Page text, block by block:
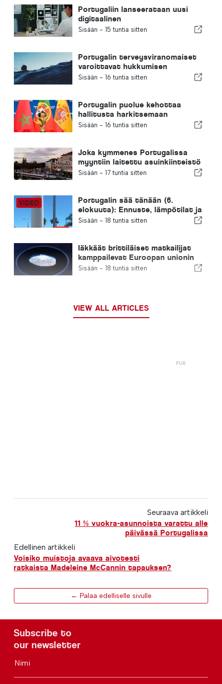
Portugaliin lanseerataan uusi
digitaalinen
terveydenhuoltoalusta
Sisään - 15 tuntia sitten
Portugalin terveysviranomaiset
varoittavat hukkumisen
vaaroista
Sisään - 16 tuntia sitten
Portugalin puolue kehottaa
hallitusta harkitsemaan
uudelleen Marokon valintaa
kriisin vuoksi
Sisään - 16 tuntia sitten
Joka kymmenes Portugalissa
myyntiin laitettu asuinkiinteistö
myydään alle viikossa
Sisään - 17 tuntia sitten
Portugalin sää tänään (6.
elokuuta): Ennuste, lämpötilat ja
mitä odottaa
Sisään - 18 tuntia sitten
Iäkkäät brittiläiset matkailijat
kamppailevat Euroopan unionin
uusien sormenjälkitarkastusten
Sisään - 18 tuntia sitten
VIEW ALL ARTICLES
Seuraava artikkeli
11 % vuokra-asunnoista varattu alle
päivässä Portugalissa
Edellinen artikkeli
Voisiko muistoja avaava aivotesti
ratkaista Madeleine McCannin tapauksen?
← Palaa edelliselle sivulle
Subscribe to
our newsletter
Nimi